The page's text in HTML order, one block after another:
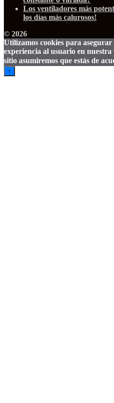
Los ventiladores más
los días más calurosos!
© 2026
Utilizamos cookies para
experiencia al usuario en nuestra
sitio asumiremos que estás de
↑